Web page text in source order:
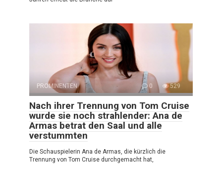
PROMINENTEN 0 529
Nach ihrer Trennung von Tom Cruise
wurde sie noch strahlender: Ana de
Armas betrat den Saal und alle
verstummten
Die Schauspielerin Ana de Armas, die kürzlich die
Trennung von Tom Cruise durchgemacht hat,